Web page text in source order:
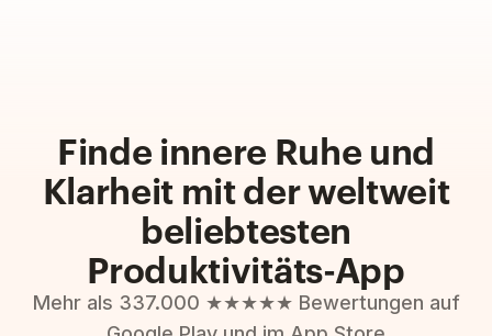
Finde innere Ruhe und
Klarheit mit der weltweit
beliebtesten
Produktivitäts-App
Mehr als 337.000 ★★★★★ Bewertungen auf